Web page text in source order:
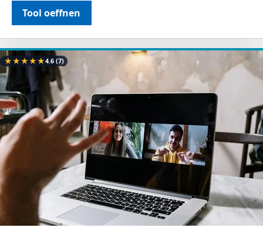
Tool oeffnen
★★★★★4.6(7)